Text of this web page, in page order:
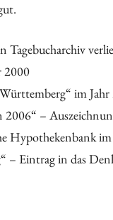
Tagebucharchiv
2000
im
–
Hypothekenbank
Eintrag in das